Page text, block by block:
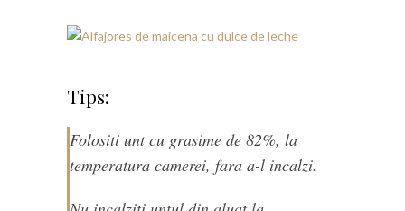
Tips:
Folositi unt cu grasime de 82%, la
temperatura camerei, fara a-l incalzi.